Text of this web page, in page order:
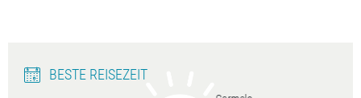
BESTE REISEZEIT